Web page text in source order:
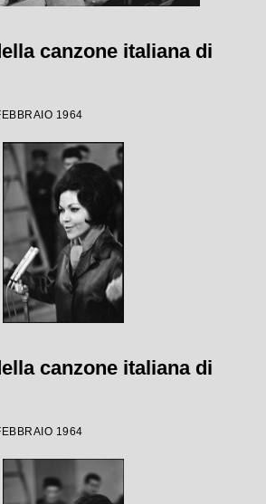
canzone italiana di
1964
canzone italiana di
1964